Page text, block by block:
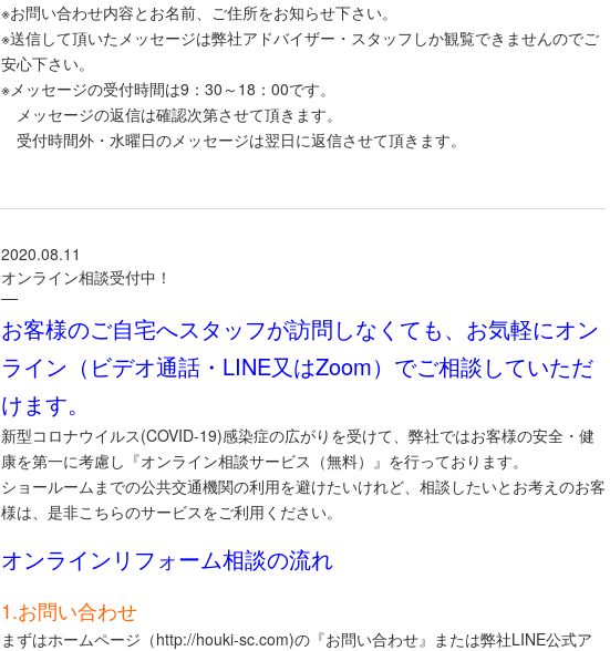
※お問い合わせ内容とお名前、ご住所をお知らせ下さい。
※送信して頂いたメッセージは弊社アドバイザー・スタッフしか観覧できませんのでご
安心下さい。
※メッセージの受付時間は9：30～18：00です。
メッセージの返信は確認次第させて頂きます。
受付時間外・水曜日のメッセージは翌日に返信させて頂きます。
2020.08.11
オンライン相談受付中！
お客様のご自宅へスタッフが訪問しなくても、お気軽にオン
ライン（ビデオ通話・LINE又はZoom）でご相談していただ
けます。
新型コロナウイルス(COVID-19)感染症の広がりを受けて、弊社ではお客様の安全・健
康を第一に考慮し『オンライン相談サービス（無料）』を行っております。
ショールームまでの公共交通機関の利用を避けたいけれど、相談したいとお考えのお客
様は、是非こちらのサービスをご利用ください。
オンラインリフォーム相談の流れ
1.お問い合わせ
まずはホームページ（http://houki-sc.com)の『お問い合わせ』または弊社LINE公式ア